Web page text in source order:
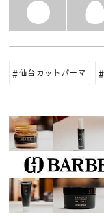
仙台カットパーマ